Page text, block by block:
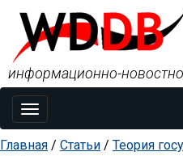
Toggle
navigation
информационно-
Главная / Статьи / Теория